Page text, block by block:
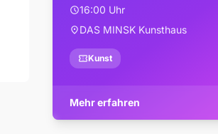
schedule16:00 Uhr
location_onDAS MINSK Kunsthaus
confirmation_numberKunst
Mehr erfahren